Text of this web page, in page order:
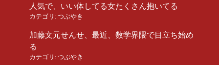
人気で、いい体してる女たくさん抱いてる
カテゴリ: つぶやき
加藤文元せんせ、最近、数学界隈で目立ち始め
る
カテゴリ: つぶやき